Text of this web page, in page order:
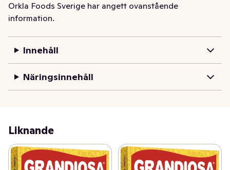
Grandiosa bakade sin första pizza redan på 70-talet
Fryspizzorna finns i flera storlekar och passar lika bra
som mellanmål, middag eller om du bara är sugen. Alla
pizzorna från Grandiosa är stenugnsbakade och
gräddade i Sveriges största pizzeria i Vansbro.
Grandiosa är hela Sveriges Hempizza! Det här är
tomatsås, mozzarella, het pepperoni och smoked
chipotleolja. Stenugnsbakad i Sverige för att ge varje
tugga ett riktigt saftigt och krispigt pizzabite!
Orkla Foods Sverige har angett ovanstående
information.
Innehåll
Näringsinnehåll
Liknande